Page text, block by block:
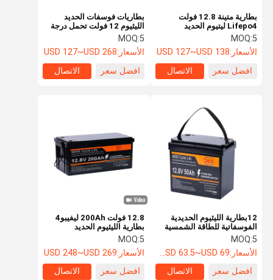
بطاريات فوسفات الحديد
الليثيوم 12 فولت تحمل درجة
حرارة ممتازة للاستخدام
البحري
MOQ:5
الأسعار:USD 127~USD 268
افضل سعر
الاتصال
بطارية متينة 12.8 فولت
Lifepo4 ليتيوم الحديد
تخزين شمسية
MOQ:5
الأسعار:USD 127~USD 138
افضل سعر
الاتصال
12.8 فولت 200Ah ليفيبو4
بطارية الليثيوم الحديد
الفوسفاتية دورة حياة طويلة
تحسين السلامة
MOQ:5
الأسعار:USD 248~USD 269
افضل سعر
الاتصال
12بطارية الليثيوم الحديدية
الفوسفاتية للطاقة الشمسية
الطاقة المنزلية بكفاءة
MOQ:5
الأسعار:UDSD 63.5~USD 69
افضل سعر
الاتصال